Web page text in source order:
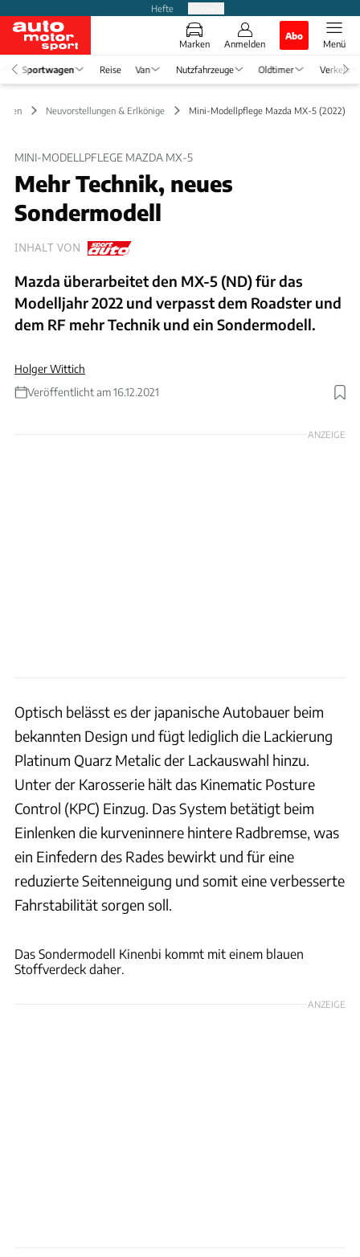
Hefte
Marken Anmelden
Abo
Menü
Sportwagen Reise Van Nutzfahrzeuge Oldtimer Verkehr
Neuvorstellungen & Erlkönige Mini-Modellpflege Mazda MX-5 (2022)
MINI-MODELLPFLEGE MAZDA MX-5
Mehr Technik, neues
Sondermodell
INHALT VON
Mazda überarbeitet den MX-5 (ND) für das
Modelljahr 2022 und verpasst dem Roadster und
dem RF mehr Technik und ein Sondermodell.
Holger Wittich
Veröffentlicht am 16.12.2021
Foto: Mazda MX-5
ANZEIGE
Optisch belässt es der japanische Autobauer beim
bekannten Design und fügt lediglich die Lackierung
Platinum Quarz Metalic der Lackauswahl hinzu.
Unter der Karosserie hält das Kinematic Posture
Control (KPC) Einzug. Das System betätigt beim
Einlenken die kurveninnere hintere Radbremse, was
ein Einfedern des Rades bewirkt und für eine
reduzierte Seitenneigung und somit eine verbesserte
Fahrstabilität sorgen soll.
Das Sondermodell Kinenbi kommt mit einem blauen
Stoffverdeck daher.
ANZEIGE